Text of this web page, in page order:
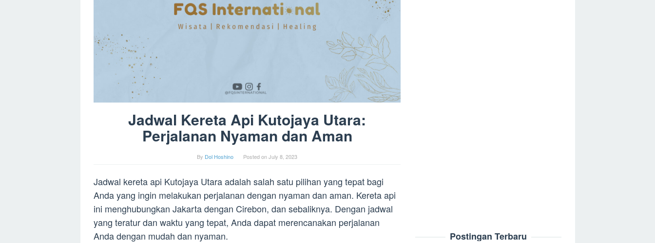
Jadwal Kereta Api Kutojaya Utara:
Perjalanan Nyaman dan Aman
By Dol Hoshino Posted onJuly 8, 2023
Jadwal kereta api Kutojaya Utara adalah salah satu pilihan yang tepat bagi
Anda yang ingin melakukan perjalanan dengan nyaman dan aman. Kereta api
ini menghubungkan Jakarta dengan Cirebon, dan sebaliknya. Dengan jadwal
yang teratur dan waktu yang tepat, Anda dapat merencanakan perjalanan
Anda dengan mudah dan nyaman.
Postingan Terbaru